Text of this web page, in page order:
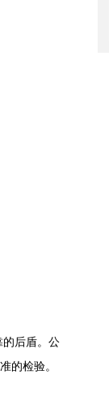
后盾。公
的检验。